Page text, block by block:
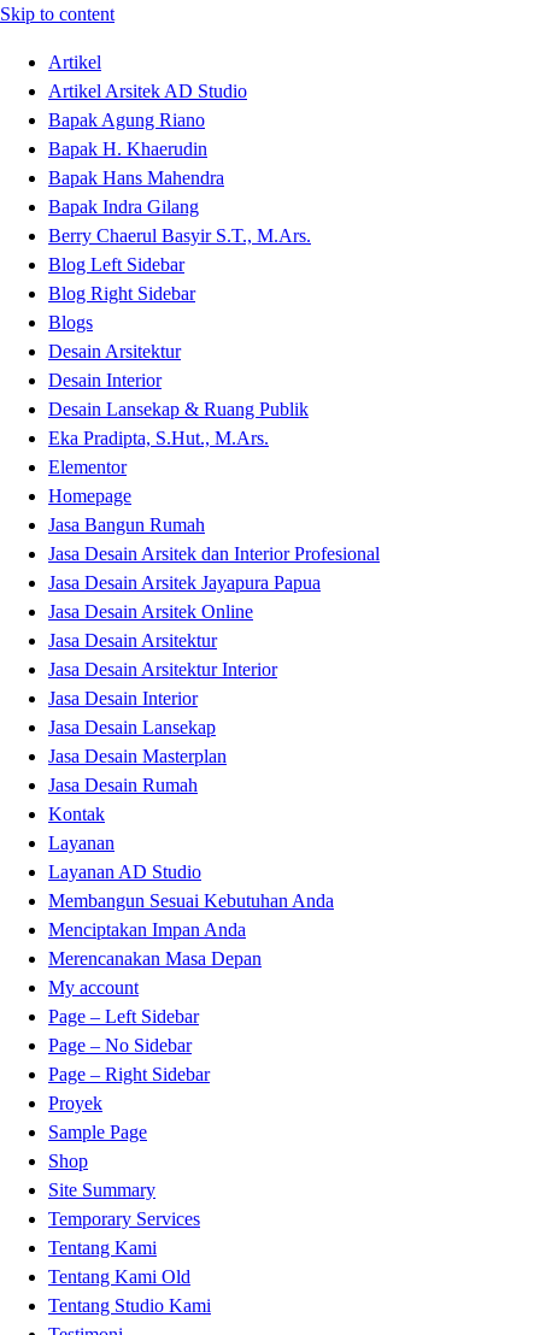
Skip to content
Artikel
Artikel Arsitek AD Studio
Bapak Agung Riano
Bapak H. Khaerudin
Bapak Hans Mahendra
Bapak Indra Gilang
Berry Chaerul Basyir S.T., M.Ars.
Blog Left Sidebar
Blog Right Sidebar
Blogs
Desain Arsitektur
Desain Interior
Desain Lansekap & Ruang Publik
Eka Pradipta, S.Hut., M.Ars.
Elementor
Homepage
Jasa Bangun Rumah
Jasa Desain Arsitek dan Interior Profesional
Jasa Desain Arsitek Jayapura Papua
Jasa Desain Arsitek Online
Jasa Desain Arsitektur
Jasa Desain Arsitektur Interior
Jasa Desain Interior
Jasa Desain Lansekap
Jasa Desain Masterplan
Jasa Desain Rumah
Kontak
Layanan
Layanan AD Studio
Membangun Sesuai Kebutuhan Anda
Menciptakan Impan Anda
Merencanakan Masa Depan
My account
Page – Left Sidebar
Page – No Sidebar
Page – Right Sidebar
Proyek
Sample Page
Shop
Site Summary
Temporary Services
Tentang Kami
Tentang Kami Old
Tentang Studio Kami